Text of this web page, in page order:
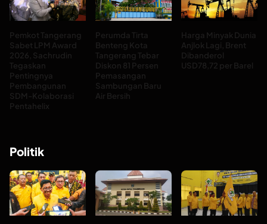
Pemkot Tangerang
Sabet LPM Award
2026, Sachrudin
Tegaskan
Pentingnya
Pembangunan
SDM-Kolaborasi
Pentahelix
Perumda Tirta
Benteng Kota
Tangerang Tebar
Diskon 81 Persen
Pemasangan
Sambungan Baru
Air Bersih
Harga Minyak Dunia
Anjlok Lagi, Brent
Dibanderol
USD78,72 per Barel
Politik